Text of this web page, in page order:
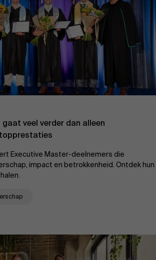
gaat veel verder dan alleen
Executive Master-deelnemers die
impact en betrokkenheid. Ontdek hun